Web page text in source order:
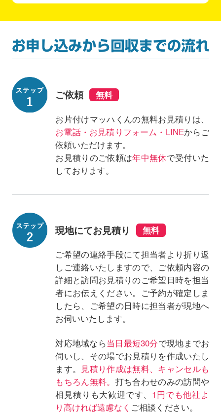
ご依頼
お片付けマッハくんの無料お見積りは、
お電話・お見積りフォーム・LINEからご
依頼いただけます。
お見積りのご依頼は年中無休で受付いた
しております。
現地にてお見積り
ご希望の連絡手段にて担当者より折り返
しご連絡いたしますので、ご依頼内容の
詳細と訪問お見積りのご希望日時を担当
者にお伝えください。ご予約が確定しま
したら、ご希望の日時に担当者が現地へ
お伺いいたします。
対応地域なら当日最短30分で現地までお
伺いし、その場でお見積りを作成いたし
ます。 見積り作成は無料、キャンセルも
もちろん無料。 打ち合わせのみの訪問や
相見積りも大歓迎です、 1円でも他社よ
り高ければ遠慮なく ご相談ください。